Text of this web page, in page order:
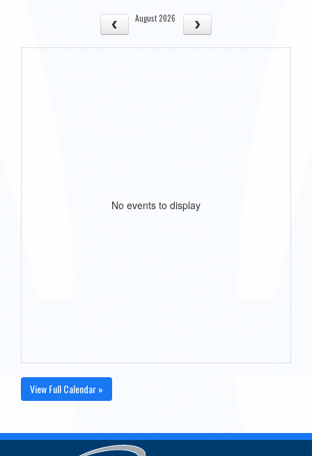
August 2026
No events to display
View Full Calendar »